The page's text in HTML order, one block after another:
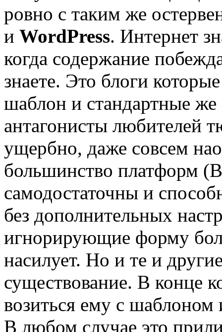
ровно с таким же
и WordPress. Интернет
когда содержание
знаете. Это блоги
шаблон и стандартные
антагонисты любителей
ущербно, даже совсем
большинство платформ
самодостаточны и
без дополнительных
игнорирующие форму
насилует. Но и те и
существование. В конце
возиться ему с шаблоном
В любом случае это